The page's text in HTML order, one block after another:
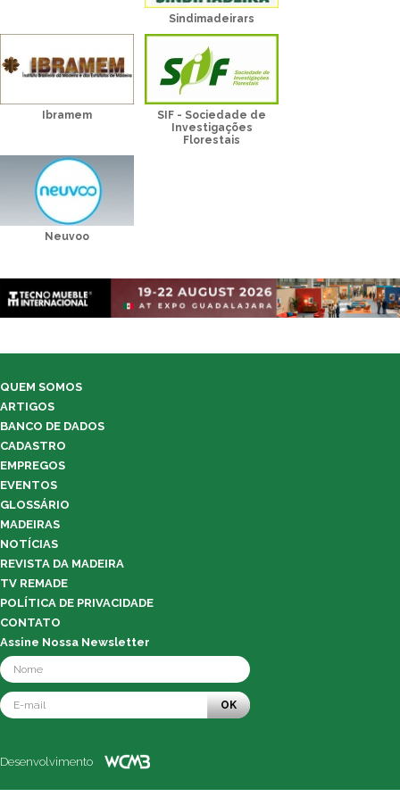
Sindimadeirars
Ibramem
SIF - Sociedade de
Investigações
Florestais
Neuvoo
QUEM SOMOS
ARTIGOS
BANCO DE DADOS
CADASTRO
EMPREGOS
EVENTOS
GLOSSÁRIO
MADEIRAS
NOTÍCIAS
REVISTA DA MADEIRA
TV REMADE
POLÍTICA DE PRIVACIDADE
CONTATO
Assine Nossa Newsletter
OK
Desenvolvimento